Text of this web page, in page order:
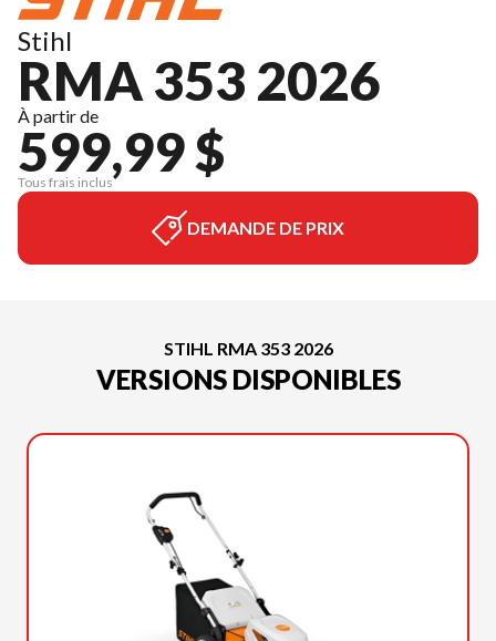
Stihl
RMA 353 2026
À partir de
599,99 $
Tous frais inclus
DEMANDE DE PRIX
STIHL RMA 353 2026
VERSIONS DISPONIBLES